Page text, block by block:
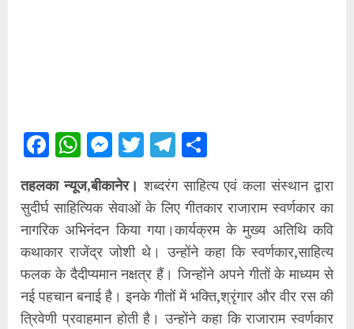
Facebook
WhatsApp
Messenger
TwitterTelegram
तहलका न्यूज,बीकानेर। शब्दरंग साहित्य एवं कला संस्थान द्वारा
सुदीर्घ साहित्यिक सेवाओं के लिए गीतकार राजाराम स्वर्णकार का
नागरिक अभिनंदन किया गया।कार्यक्रम के मुख्य अतिथि कवि
कथाकार राजेंद्र जोशी थे। उन्होंने कहा कि स्वर्णकार,साहित्य
फलक के दैदीप्यमान नक्षत्र हैं। जिन्होंने अपने गीतों के माध्यम से
नई पहचान बनाई है। इनके गीतों में भक्ति,श्रृंगार और वीर रस की
त्रिवेणी प्रवाहमान होती है। उन्होंने कहा कि राजाराम स्वर्णकार